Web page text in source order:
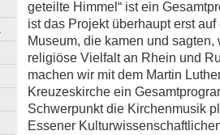
geteilte Himmel“ ist ein
ist das Projekt überhaupt erst
Museum, die kamen und
religiöse Vielfalt an Rhein und
machen wir mit dem Martin
Kreuzeskirche ein
Schwerpunkt die Kirchenmusik
Essener